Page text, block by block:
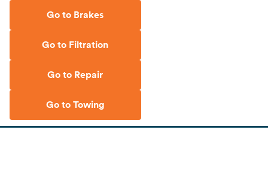
Go to Brakes
Go to Filtration
Go to Repair
Go to Towing